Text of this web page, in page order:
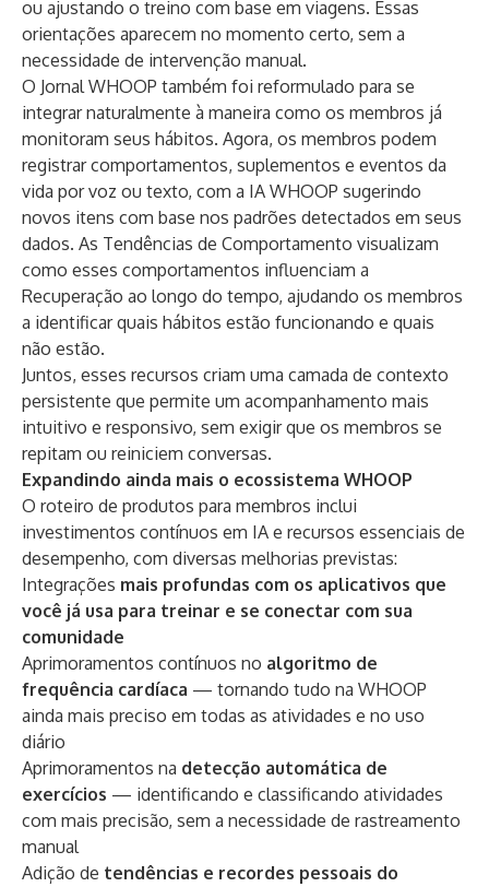
ou ajustando o treino com base em viagens. Essas
orientações aparecem no momento certo, sem a
necessidade de intervenção manual.
O Jornal WHOOP também foi reformulado para se
integrar naturalmente à maneira como os membros já
monitoram seus hábitos. Agora, os membros podem
registrar comportamentos, suplementos e eventos da
vida por voz ou texto, com a IA WHOOP sugerindo
novos itens com base nos padrões detectados em seus
dados. As Tendências de Comportamento visualizam
como esses comportamentos influenciam a
Recuperação ao longo do tempo, ajudando os membros
a identificar quais hábitos estão funcionando e quais
não estão.
Juntos, esses recursos criam uma camada de contexto
persistente que permite um acompanhamento mais
intuitivo e responsivo, sem exigir que os membros se
repitam ou reiniciem conversas.
Expandindo ainda mais o ecossistema WHOOP
O roteiro de produtos para membros inclui
investimentos contínuos em IA e recursos essenciais de
desempenho, com diversas melhorias previstas:
Integrações mais profundas com os aplicativos que
você já usa para treinar e se conectar com sua
comunidade
Aprimoramentos contínuos no algoritmo de
frequência cardíaca — tornando tudo na WHOOP
ainda mais preciso em todas as atividades e no uso
diário
Aprimoramentos na detecção automática de
exercícios — identificando e classificando atividades
com mais precisão, sem a necessidade de rastreamento
manual
Adição de tendências e recordes pessoais do